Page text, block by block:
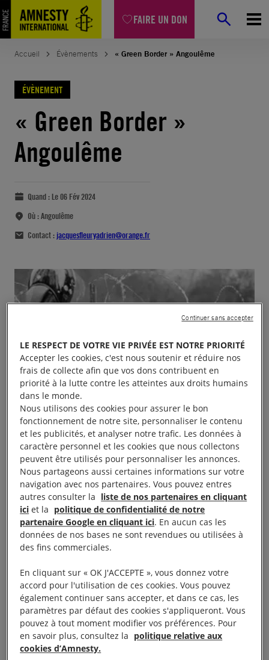
FAIRE UN DON
Accueil Évènements « Green Border » Angoulême
ÉVÈNEMENT
« Green Border »
Angoulême
Quand : Le 06 Fév 2024
Où :Angoulême
Contact : jacquesfleuryadrien@orange.fr
avenue de Cognac 16000 Angoulême Projection
suivie d’un échange avec la salle et signature de
pétitions
LE RESPECT DE VOTRE VIE PRIVÉE EST NOTRE PRIORITÉ
Accepter les cookies, c'est nous soutenir et réduire nos
frais de collecte afin que vos dons contribuent en
priorité à la lutte contre les atteintes aux droits humains
dans le monde.
Nous utilisons des cookies pour assurer le bon
fonctionnement de notre site, personnaliser le contenu
et les publicités, et analyser notre trafic. Les données à
caractère personnel et les cookies que nous collectons
peuvent être utilisés pour personnaliser les annonces.
Nous partageons aussi certaines informations sur votre
navigation avec nos partenaires. Vous pouvez entres
autres consulter la liste de nos partenaires en cliquant
ici et la politique de confidentialité de notre
partenaire Google en cliquant ici. En aucun cas les
données de nos bases ne sont revendues ou utilisées à
des fins commerciales.
En cliquant sur « OK J'ACCEPTE », vous donnez votre
accord pour l'utilisation de ces cookies. Vous pouvez
également continuer sans accepter, et dans ce cas, les
paramètres par défaut des cookies s'appliqueront. Vous
pouvez à tout moment modifier vos préférences. Pour
en savoir plus, consultez la politique relative aux
cookies d’Amnesty.
Continuer sans accepter